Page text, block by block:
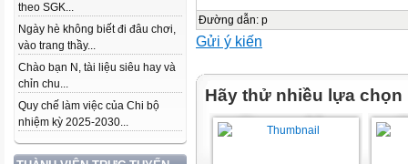
theo SGK...
Ngày hè không biết đi đâu chơi,
vào trang thầy...
Chào bạn N, tài liệu siêu hay và
chỉn chu...
Quy chế làm việc của Chi bộ
nhiệm kỳ 2025-2030...
Đường dẫn: p
Gửi ý kiến
Hãy thử nhiều lựa chọn